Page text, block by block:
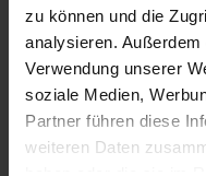
zu können und die
analysieren.
Verwendung unserer
soziale Medien,
Partner führen diese
weiteren Daten
Niet inbegrepen